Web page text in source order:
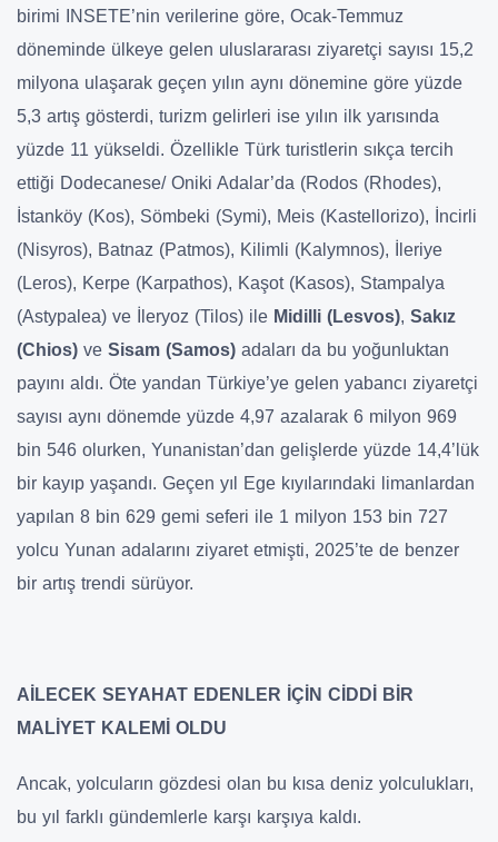
birimi INSETE’nin verilerine göre, Ocak-Temmuz
döneminde ülkeye gelen uluslararası ziyaretçi sayısı 15,2
milyona ulaşarak geçen yılın aynı dönemine göre yüzde
5,3 artış gösterdi, turizm gelirleri ise yılın ilk yarısında
yüzde 11 yükseldi. Özellikle Türk turistlerin sıkça tercih
ettiği Dodecanese/ Oniki Adalar’da (Rodos (Rhodes),
İstanköy (Kos), Sömbeki (Symi), Meis (Kastellorizo), İncirli
(Nisyros), Batnaz (Patmos), Kilimli (Kalymnos), İleriye
(Leros), Kerpe (Karpathos), Kaşot (Kasos), Stampalya
(Astypalea) ve İleryoz (Tilos) ile Midilli (Lesvos), Sakız
(Chios) ve Sisam (Samos) adaları da bu yoğunluktan
payını aldı. Öte yandan Türkiye’ye gelen yabancı ziyaretçi
sayısı aynı dönemde yüzde 4,97 azalarak 6 milyon 969
bin 546 olurken, Yunanistan’dan gelişlerde yüzde 14,4’lük
bir kayıp yaşandı. Geçen yıl Ege kıyılarındaki limanlardan
yapılan 8 bin 629 gemi seferi ile 1 milyon 153 bin 727
yolcu Yunan adalarını ziyaret etmişti, 2025’te de benzer
bir artış trendi sürüyor.
AİLECEK SEYAHAT EDENLER İÇİN CİDDİ BİR
MALİYET KALEMİ OLDU
Ancak, yolcuların gözdesi olan bu kısa deniz yolculukları,
bu yıl farklı gündemlerle karşı karşıya kaldı.